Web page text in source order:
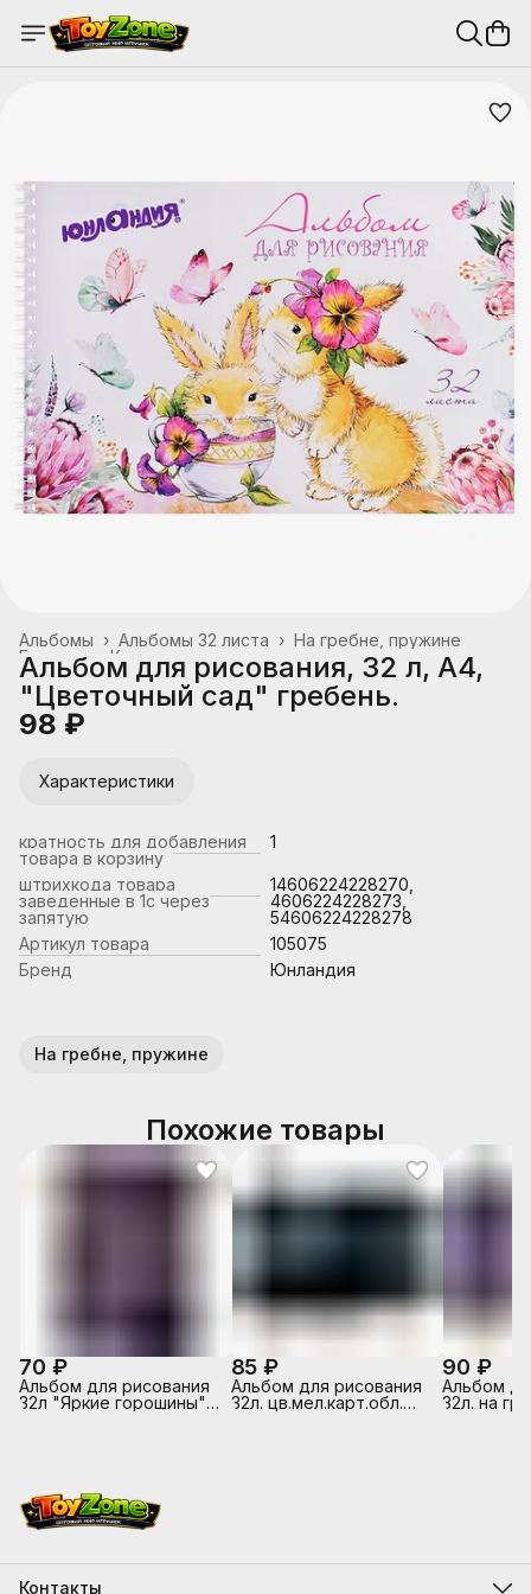
На гребне, пружине
Альбомы 32 листа ›
Альбомы ›
Канцтовары, школьные принадлежности
›
Главная
Альбом для рисования, 32 л, А4,
"Цветочный сад" гребень.
98 ₽
Характеристики
кратность для добавления
товара в корзину
1
штрихкода товара
заведенные в 1с через
запятую
14606224228270,
4606224228273,
54606224228278
Артикул товара
105075
Бренд
Юнландия
На гребне, пружине
Похожие товары
70 ₽
Альбом для рисования
32л "Яркие горошины"
85 ₽
Альбом для рисования
32л. цв.мел.карт.обл.
90 ₽
Альбом
32л. на
Контакты